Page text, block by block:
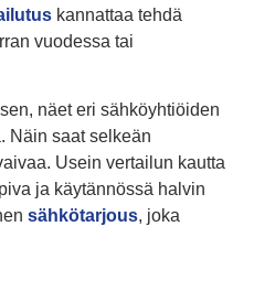
kannattaa tehdä
vuodessa tai
näet eri sähköyhtiöiden
Näin saat selkeän
Usein vertailun kautta
ja käytännössä halvin
sähkötarjous, joka